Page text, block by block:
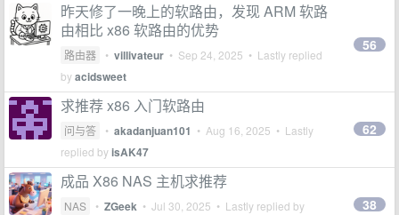
昨天修了一晚上的软路由，发现 ARM 软路
由相比 x86 软路由的优势
路由器 • villivateur • Sep 24, 2025 • Lastly replied
byacidsweet
56
求推荐 x86 入门软路由
问与答 • akadanjuan101 • Aug 16, 2025 • Lastly
replied byisAK47
62
成品 X86 NAS 主机求推荐
NAS • ZGeek • Jul 30, 2025 • Lastly replied by 38